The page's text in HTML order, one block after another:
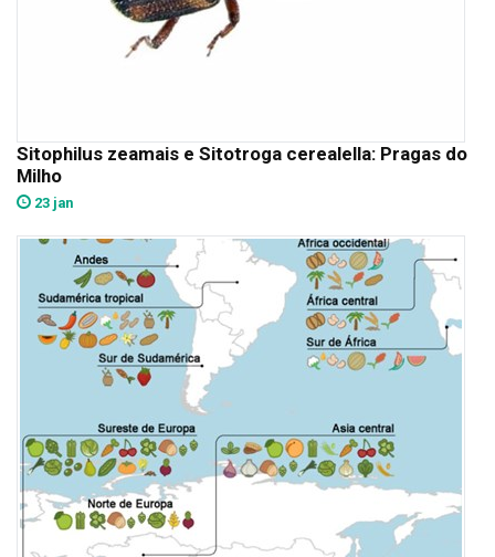
Sitophilus zeamais e Sitotroga cerealella: Pragas do
Milho
23 jan